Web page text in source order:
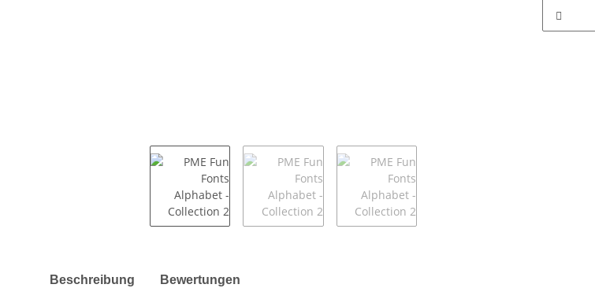
weitere Registerkarten anzeigen
Beschreibung Bewertungen